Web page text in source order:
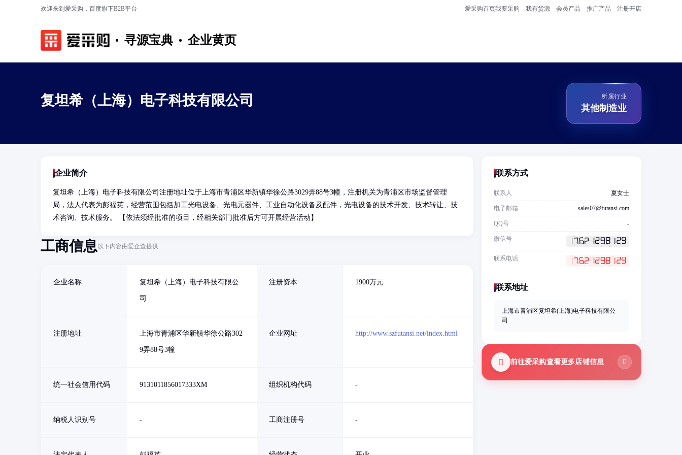
欢迎来到爱采购，百度旗下B2B平台 爱采购首页我要采购 我有货源 会员产品 推广产品 注册开店
寻源宝典 企业黄页
复坦希（上海）电子科技有限公司 所属行业
其他制造业
企业简介
复坦希（上海）电子科技有限公司注册地址位于上海市青浦区华新镇华徐公路3029弄88号3幢，注册机关为青浦区市场监督管理
局，法人代表为彭福英，经营范围包括加工光电设备、光电元器件、工业自动化设备及配件，光电设备的技术开发、技术转让、技
术咨询、技术服务。 【依法须经批准的项目，经相关部门批准后方可开展经营活动】
工商信息以下内容由爱企查提供
企业名称 复坦希（上海）电子科技有限公
司
注册资本 1900万元
注册地址 上海市青浦区华新镇华徐公路302
9弄88号3幢
企业网址 http://www.szfutansi.net/index.html
统一社会信用代码 9131011856017333XM 组织机构代码 -
纳税人识别号 - 工商注册号 -
联系方式
联系人 夏女士
电子邮箱 sales07@futansi.com
QQ号 -
微信号
联系电话
联系地址
上海市青浦区复坦希(上海)电子科技有限公
司
前往爱采购查看更多店铺信息